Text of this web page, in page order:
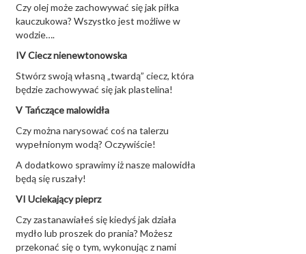
Czy olej może zachowywać się jak piłka
kauczukowa? Wszystko jest możliwe w
wodzie….
IV Ciecz nienewtonowska
Stwórz swoją własną „twardą” ciecz, która
będzie zachowywać się jak plastelina!
V Tańczące malowidła
Czy można narysować coś na talerzu
wypełnionym wodą? Oczywiście!
A dodatkowo sprawimy iż nasze malowidła
będą się ruszały!
VI Uciekający pieprz
Czy zastanawiałeś się kiedyś jak działa
mydło lub proszek do prania? Możesz
przekonać się o tym, wykonując z nami